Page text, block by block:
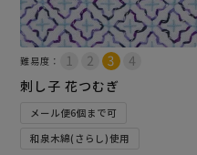
難易度：
刺し子 花つむぎ
メール便6個まで可
和泉木綿(さらし)使用